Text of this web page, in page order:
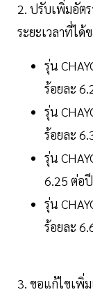
2. ปรับเพิ่มอัต
ระยะเวลาที่ไ
รุ่น
ร้อยละ
รุ่น
ร้อยละ
รุ่น
6.25 ต่อ
รุ่น
ร้อยละ
3. ขอแก้ไขเพิ่